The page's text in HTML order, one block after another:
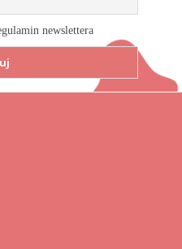
newslettera